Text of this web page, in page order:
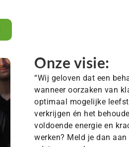
Onze visie:
“Wij geloven dat een
wanneer oorzaken van
optimaal mogelijke
verkrijgen én het
voldoende energie en
werken? Meld je dan